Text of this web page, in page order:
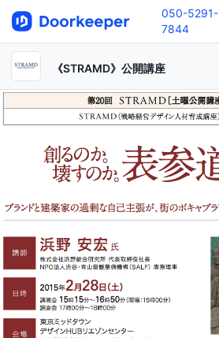
050-5291-
7844
《STRAMD》公開講座